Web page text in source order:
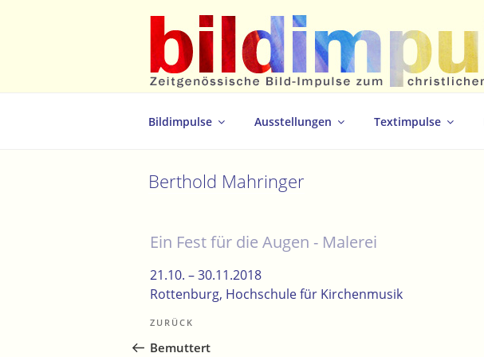
Bildimpulse Ausstellungen Textimpulse
Berthold Mahringer
Ein Fest für die Augen - Malerei
21.10. –30.11.2018
Rottenburg, Hochschule für Kirchenmusik
Beitragsnavigation
Vorheriger
Beitrag
ZURÜCK
Bemuttert